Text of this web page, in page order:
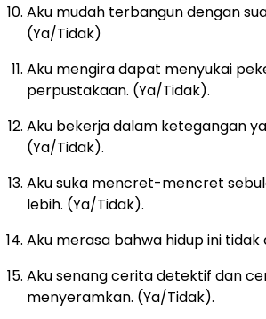
Aku mudah terbangun dengan
(Ya/Tidak)
Aku mengira dapat menyukai
perpustakaan. (Ya/Tidak).
Aku bekerja dalam ketegangan
(Ya/Tidak).
Aku suka mencret-mencret
lebih. (Ya/Tidak).
Aku merasa bahwa hidup ini tidak
Aku senang cerita detektif dan
menyeramkan. (Ya/Tidak).